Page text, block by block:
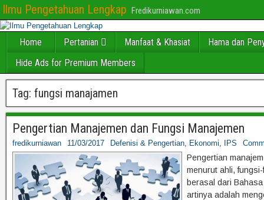
Ilmu Pengetahuan Lengkap Fredikurniawan.com
Home Pertanian Manfaat & Khasiat
Hama dan
Hide Ads for Premium Members
Tag: fungsi manajamen
Pengertian Manajemen dan Fungsi Manajemen
fredikurniawan 11/03/2017 Defenisi & Pengertian, Ekonomi, IPS
Pengertian
menurut ahli,
berasal dari
artinya adalah